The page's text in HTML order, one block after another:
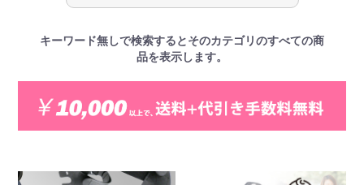
キーワード無しで検索するとそのカテゴリのすべての商
品を表示します。